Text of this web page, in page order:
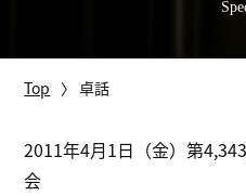
運営方針
歴史
Top 卓話
2011年4月1日（金）第
会